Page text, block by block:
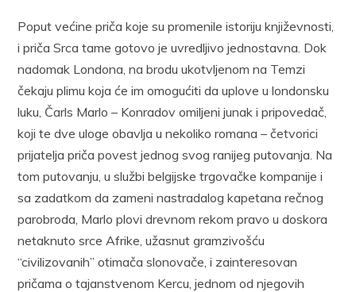
Poput većine priča koje su promenile istoriju književnosti,
i priča Srca tame gotovo je uvredljivo jednostavna. Dok
nadomak Londona, na brodu ukotvljenom na Temzi
čekaju plimu koja će im omogućiti da uplove u londonsku
luku, Čarls Marlo – Konradov omiljeni junak i pripovedač,
koji te dve uloge obavlja u nekoliko romana – četvorici
prijatelja priča povest jednog svog ranijeg putovanja. Na
tom putovanju, u službi belgijske trgovačke kompanije i
sa zadatkom da zameni nastradalog kapetana rečnog
parobroda, Marlo plovi drevnom rekom pravo u doskora
netaknuto srce Afrike, užasnut gramzivošću
“civilizovanih” otimača slonovače, i zainteresovan
pričama o tajanstvenom Kercu, jednom od njegovih